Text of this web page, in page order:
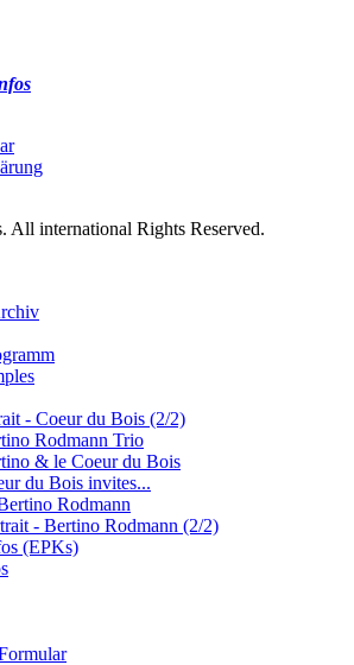
All international Rights Reserved.
- Coeur du Bois (2/2)
Rodmann Trio
& le Coeur du Bois
du Bois invites...
Rodmann
- Bertino Rodmann (2/2)
(EPKs)